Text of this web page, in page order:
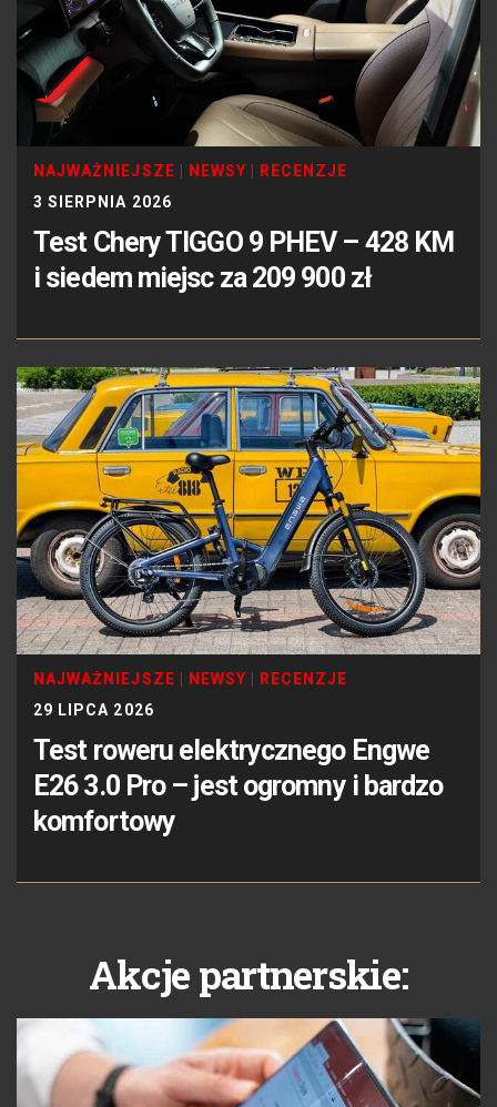
NAJWAŻNIEJSZE NEWSY
RECENZJE
3 SIERPNIA 2026
Test Chery TIGGO 9 PHEV – 428 KM
i siedem miejsc za 209 900 zł
NAJWAŻNIEJSZE NEWSY
RECENZJE
29 LIPCA 2026
Test roweru elektrycznego Engwe
E26 3.0 Pro – jest ogromny i bardzo
komfortowy
Akcje partnerskie: